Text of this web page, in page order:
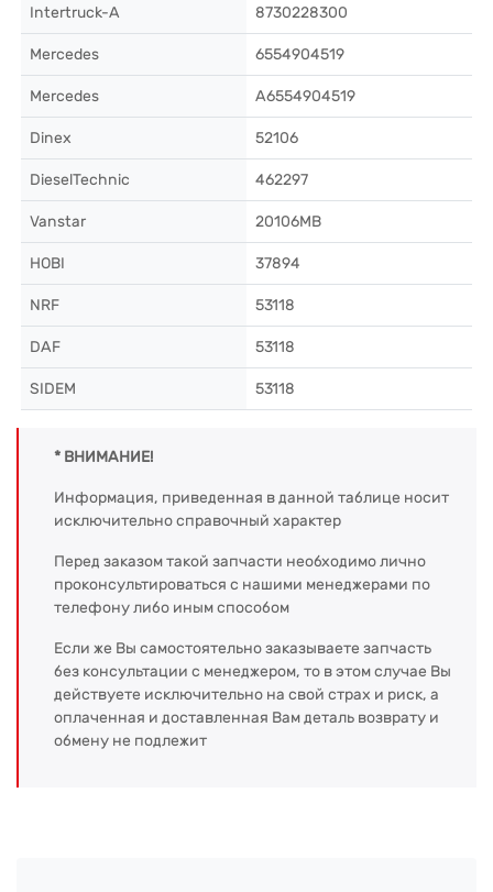
Intertruck-A 8730228300
Mercedes 6554904519
Mercedes A6554904519
Dinex 52106
DieselTechnic 462297
Vanstar 20106MB
HOBI 37894
NRF 53118
DAF 53118
SIDEM 53118
* ВНИМАНИЕ!
Информация, приведенная в данной таблице носит
исключительно справочный характер
Перед заказом такой запчасти необходимо лично
проконсультироваться с нашими менеджерами по
телефону либо иным способом
Если же Вы самостоятельно заказываете запчасть
без консультации с менеджером, то в этом случае Вы
действуете исключительно на свой страх и риск, а
оплаченная и доставленная Вам деталь возврату и
обмену не подлежит